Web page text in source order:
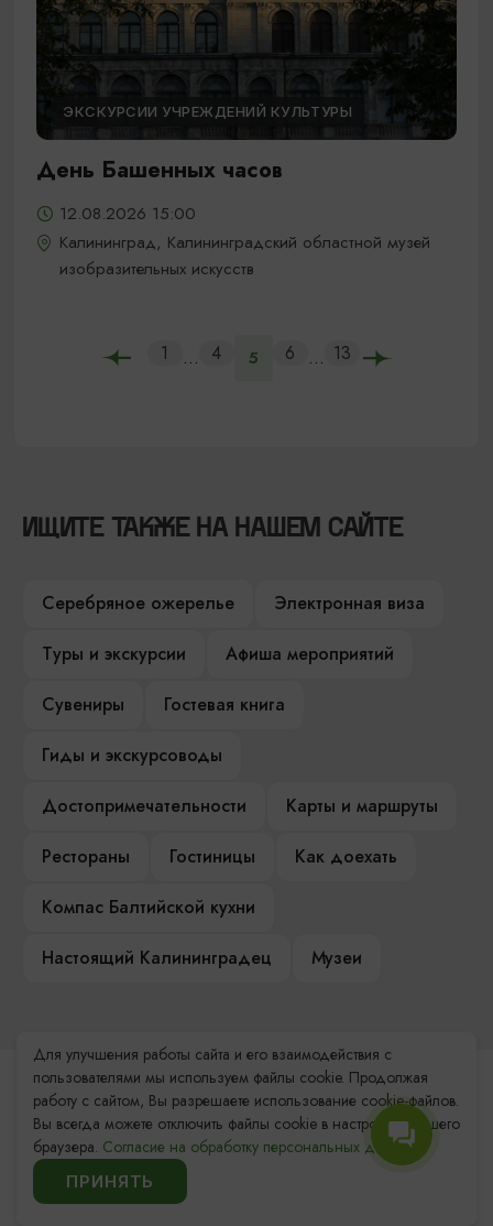
ЭКСКУРСИИ УЧРЕЖДЕНИЙ КУЛЬТУРЫ
День Башенных часов
12.08.2026 15:00
Калининград, Калининградский областной музей
изобразительных искусств
1 ... 4 5 6 ... 13
ИЩИТЕ ТАКЖЕ НА НАШЕМ САЙТЕ
Серебряное ожерелье
Электронная виза
Туры и экскурсии
Афиша мероприятий
Сувениры
Гостевая книга
Гиды и экскурсоводы
Достопримечательности
Карты и маршруты
Рестораны
Гостиницы
Как доехать
Компас Балтийской кухни
Настоящий Калининградец
Музеи
Контакты Туристского
информационного центра
+7 (4012) 555-200
Для улучшения работы сайта и его взаимодействия с
пользователями мы используем файлы cookie. Продолжая
работу с сайтом, Вы разрешаете использование cookie-файлов.
Вы всегда можете отключить файлы cookie в настройках Вашего
браузера. Согласие на обработку персональных данных.
ПРИНЯТЬ